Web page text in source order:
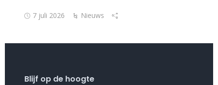
7 juli 2026 Nieuws
Blijf op de hoogte